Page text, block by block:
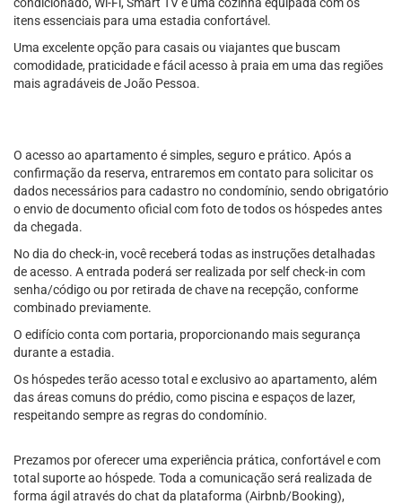
itens essenciais para uma estadia confortável.
Uma excelente opção para casais ou viajantes que buscam
comodidade, praticidade e fácil acesso à praia em uma das regiões
mais agradáveis de João Pessoa.
O acesso ao apartamento é simples, seguro e prático. Após a
confirmação da reserva, entraremos em contato para solicitar os
dados necessários para cadastro no condomínio, sendo obrigatório
o envio de documento oficial com foto de todos os hóspedes antes
da chegada.
No dia do check-in, você receberá todas as instruções detalhadas
de acesso. A entrada poderá ser realizada por self check-in com
senha/código ou por retirada de chave na recepção, conforme
combinado previamente.
O edifício conta com portaria, proporcionando mais segurança
durante a estadia.
Os hóspedes terão acesso total e exclusivo ao apartamento, além
das áreas comuns do prédio, como piscina e espaços de lazer,
respeitando sempre as regras do condomínio.
Prezamos por oferecer uma experiência prática, confortável e com
total suporte ao hóspede. Toda a comunicação será realizada de
forma ágil através do chat da plataforma (Airbnb/Booking),